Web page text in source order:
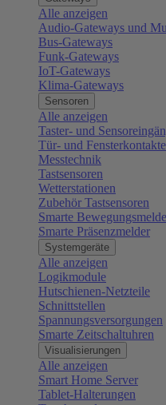
Alle anzeigen
Audio-Gateways und
Bus-Gateways
Funk-Gateways
IoT-Gateways
Klima-Gateways
Sensoren
Alle anzeigen
Taster- und
Tür- und Fensterkontakte
Messtechnik
Tastsensoren
Wetterstationen
Zubehör Tastsensoren
Smarte
Smarte Präsenzmelder
Systemgeräte
Alle anzeigen
Logikmodule
Hutschienen-Netzteile
Schnittstellen
Spannungsversorgungen
Smarte Zeitschaltuhren
Visualisierungen
Alle anzeigen
Smart Home Server
Tablet-Halterungen